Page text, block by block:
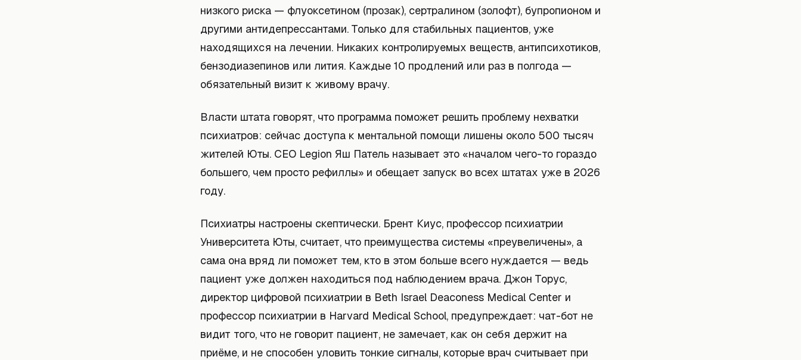
низкого риска — флуоксетином (прозак), сертралином (золофт), бупропионом и
другими антидепрессантами. Только для стабильных пациентов, уже
находящихся на лечении. Никаких контролируемых веществ, антипсихотиков,
бензодиазепинов или лития. Каждые 10 продлений или раз в полгода —
обязательный визит к живому врачу.
Власти штата говорят, что программа поможет решить проблему нехватки
психиатров: сейчас доступа к ментальной помощи лишены около 500 тысяч
жителей Юты. CEO Legion Яш Патель называет это «началом чего-то гораздо
большего, чем просто рефиллы» и обещает запуск во всех штатах уже в 2026
году.
Психиатры настроены скептически. Брент Киус, профессор психиатрии
Университета Юты, считает, что преимущества системы «преувеличены», а
сама она вряд ли поможет тем, кто в этом больше всего нуждается — ведь
пациент уже должен находиться под наблюдением врача. Джон Торус,
директор цифровой психиатрии в Beth Israel Deaconess Medical Center и
профессор психиатрии в Harvard Medical School, предупреждает: чат-бот не
видит того, что не говорит пациент, не замечает, как он себя держит на
приёме, и не способен уловить тонкие сигналы, которые врач считывает при